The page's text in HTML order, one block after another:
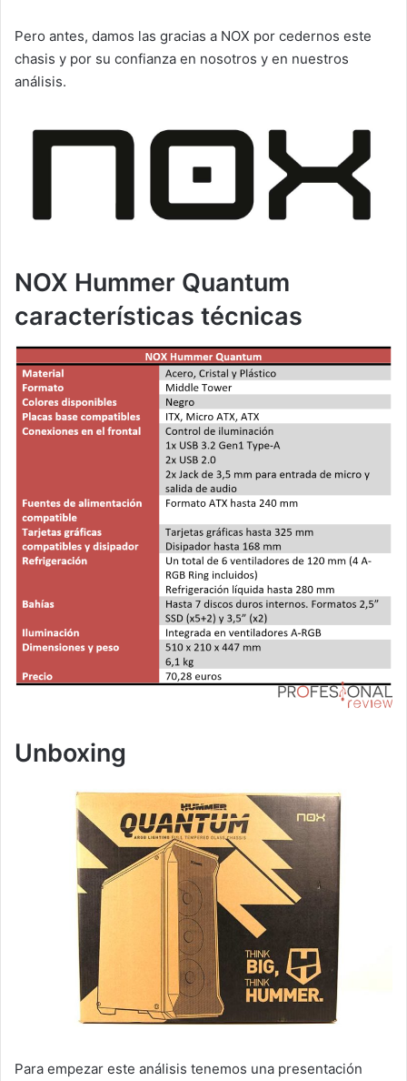
Pero antes, damos las gracias a NOX por cedernos este
chasis y por su confianza en nosotros y en nuestros
análisis.
NOX Hummer Quantum
características técnicas
Unboxing
Para empezar este análisis tenemos una presentación